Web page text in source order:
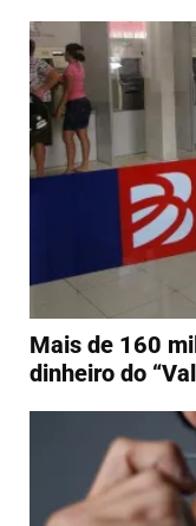
Mais de 160
dinheiro do